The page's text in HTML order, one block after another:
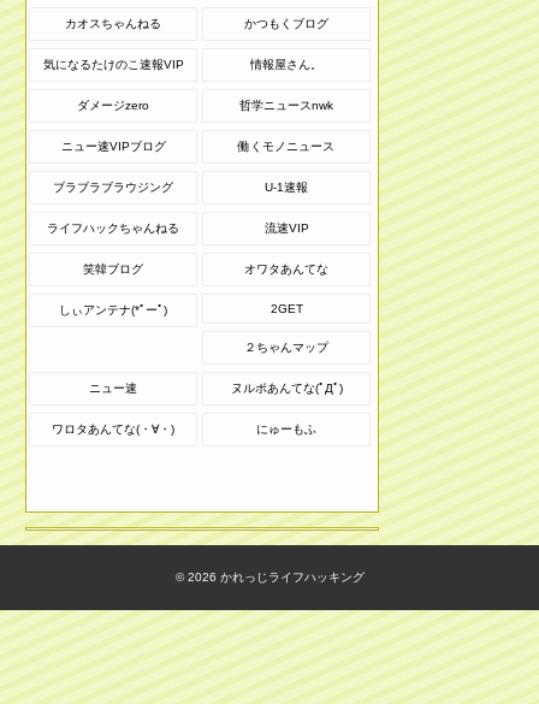
カオスちゃんねる かつもくブログ
気になるたけのこ速報VIP 情報屋さん。
ダメージzero 哲学ニュースnwk
ニュー速VIPブログ 働くモノニュース
ブラブラブラウジング U-1速報
ライフハックちゃんねる 流速VIP
笑韓ブログ オワタあんてな
しぃアンテナ(*ﾟーﾟ) 2GET
２ちゃんマップ
ニュー速 ヌルポあんてな(ﾟДﾟ)
ワロタあんてな(・∀・) にゅーもふ
© 2026 かれっじライフハッキング